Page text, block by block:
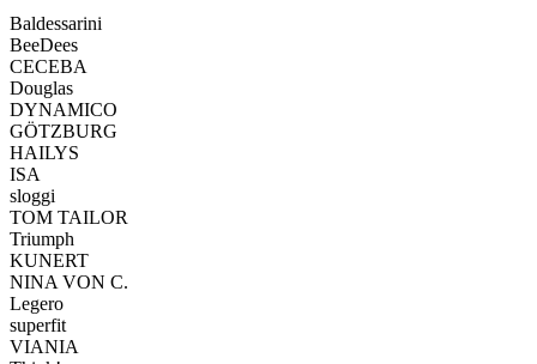
Baldessarini
BeeDees
CECEBA
Douglas
DYNAMICO
GÖTZBURG
HAILYS
ISA
sloggi
TOM TAILOR
Triumph
KUNERT
NINA VON C.
Legero
superfit
VIANIA